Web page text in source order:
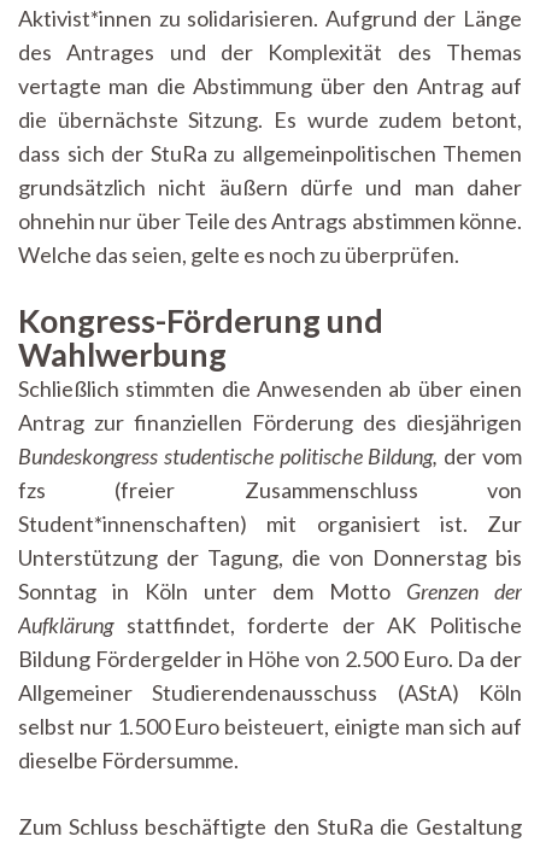
Aktivist*innen zu solidarisieren. Aufgrund der Länge
des Antrages und der Komplexität des Themas
vertagte man die Abstimmung über den Antrag auf
die übernächste Sitzung. Es wurde zudem betont,
dass sich der StuRa zu allgemeinpolitischen Themen
grundsätzlich nicht äußern dürfe und man daher
ohnehin nur über Teile des Antrags abstimmen könne.
Welche das seien, gelte es noch zu überprüfen.
Kongress-Förderung und
Wahlwerbung
Schließlich stimmten die Anwesenden ab über einen
Antrag zur finanziellen Förderung des diesjährigen
Bundeskongress studentische politische Bildung, der vom
fzs (freier Zusammenschluss von
Student*innenschaften) mit organisiert ist. Zur
Unterstützung der Tagung, die von Donnerstag bis
Sonntag in Köln unter dem Motto Grenzen der
Aufklärungstattfindet, forderte der AK Politische
Bildung Fördergelder in Höhe von 2.500 Euro. Da der
Allgemeiner Studierendenausschuss (AStA) Köln
selbst nur 1.500 Euro beisteuert, einigte man sich auf
dieselbe Fördersumme.
Zum Schluss beschäftigte den StuRa die Gestaltung